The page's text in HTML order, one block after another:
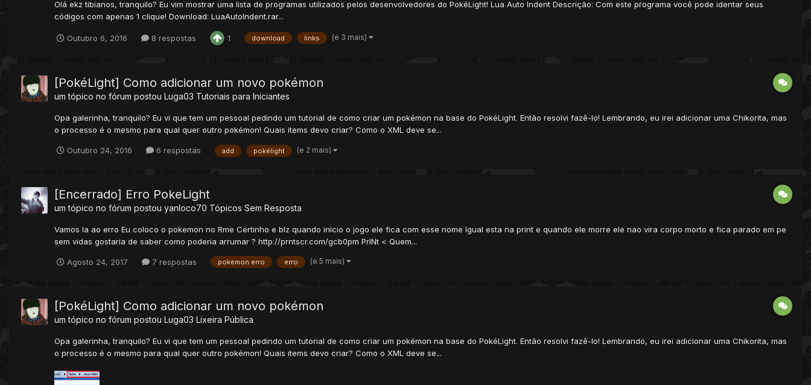
Olá ekz tibianos, tranquilo? Eu vim mostrar uma lista de programas utilizados pelos desenvolvedores do PokéLight! Lua Auto Indent Descrição: Com este programa você pode identar seus
códigos com apenas 1 clique! Download: LuaAutoIndent.rar...
Outubro 6, 2016 8 respostas 1 download links (e 3 mais)
[PokéLight] Como adicionar um novo pokémon
um tópico no fórum postou Luga03 Tutoriais para Iniciantes
Opa galerinha, tranquilo? Eu vi que tem um pessoal pedindo um tutorial de como criar um pokémon na base do PokéLight. Então resolvi fazê-lo! Lembrando, eu irei adicionar uma Chikorita, mas
o processo é o mesmo para qual quer outro pokémon! Quais items devo criar? Como o XML deve se...
Outubro 24, 2016 6 respostas add pokélight (e 2 mais)
[Encerrado] Erro PokeLight
um tópico no fórum postou yanloco70 Tópicos Sem Resposta
Vamos la ao erro Eu coloco o pokemon no Rme Certinho e blz quando inicio o jogo ele fica com esse nome Igual esta na print e quando ele morre ele nao vira corpo morto e fica parado em pe
sem vidas gostaria de saber como poderia arrumar ? http://prntscr.com/gcb0pm PrINt < Quem...
Agosto 24, 2017 7 respostas pokemon erro erro (e 5 mais)
[PokéLight] Como adicionar um novo pokémon
um tópico no fórum postou Luga03 Lixeira Pública
Opa galerinha, tranquilo? Eu vi que tem um pessoal pedindo um tutorial de como criar um pokémon na base do PokéLight. Então resolvi fazê-lo! Lembrando, eu irei adicionar uma Chikorita, mas
o processo é o mesmo para qual quer outro pokémon! Quais items devo criar? Como o XML deve se...